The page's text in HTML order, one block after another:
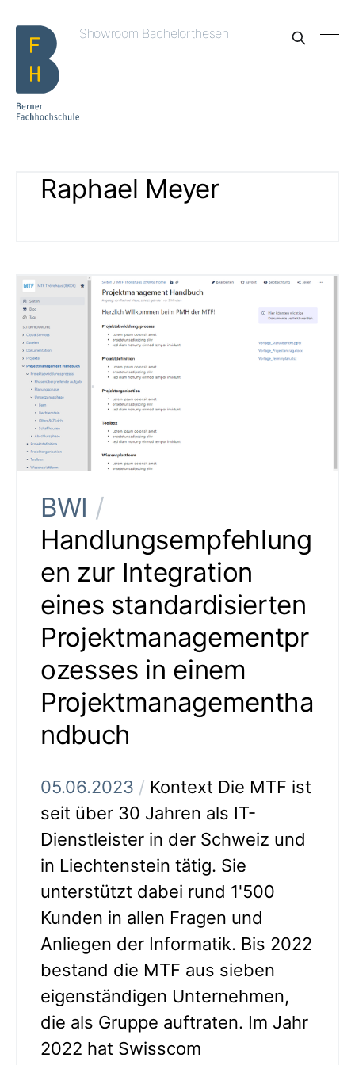
Showroom Bachelorthesen
Raphael Meyer
BWI /
Handlungsempfehlung
en zur Integration
eines standardisierten
Projektmanagementpr
ozesses in einem
Projektmanagementha
ndbuch
05.06.2023 / Kontext Die MTF ist
seit über 30 Jahren als IT-
Dienstleister in der Schweiz und
in Liechtenstein tätig. Sie
unterstützt dabei rund 1'500
Kunden in allen Fragen und
Anliegen der Informatik. Bis 2022
bestand die MTF aus sieben
eigenständigen Unternehmen,
die als Gruppe auftraten. Im Jahr
2022 hat Swisscom